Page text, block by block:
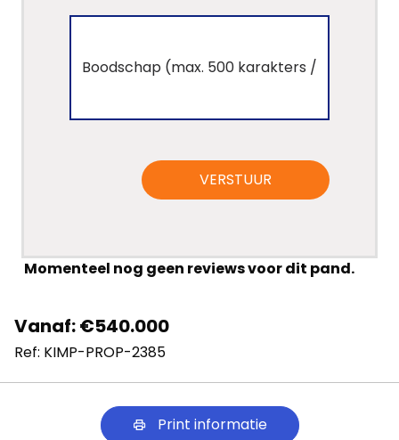
VERSTUUR
Momenteel nog geen reviews voor dit pand.
Vanaf: €540.000
Ref: KIMP-PROP-2385
Print informatie